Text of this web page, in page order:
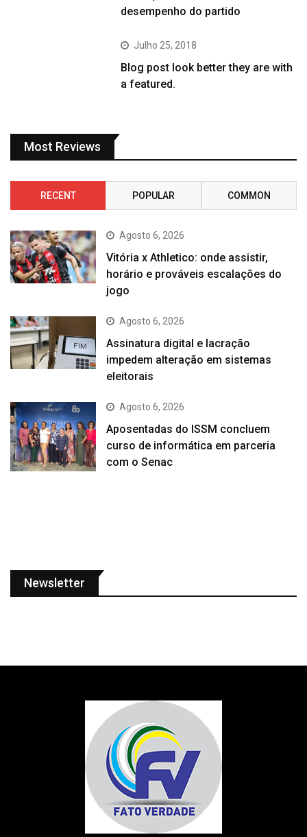
desempenho do partido
Julho 25, 2018
Blog post look better they are with
a featured.
Most Reviews
RECENT POPULAR COMMON
Agosto 6, 2026
Vitória x Athletico: onde assistir,
horário e prováveis escalações do
jogo
Agosto 6, 2026
Assinatura digital e lacração
impedem alteração em sistemas
eleitorais
Agosto 6, 2026
Aposentadas do ISSM concluem
curso de informática em parceria
com o Senac
Newsletter